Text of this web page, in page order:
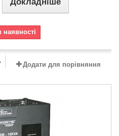
наявності
Додати для порівняння